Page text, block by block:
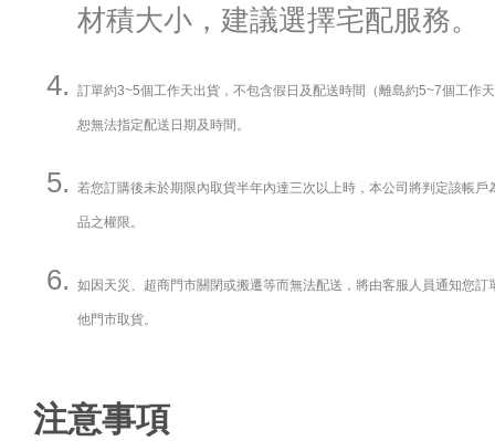
材積大小，建議選擇宅配服務。
訂單約3~5個工作天出貨，不包含假日及配送時間（離島約5~7個工作
恕無法指定配送日期及時間。
若您訂購後未於期限內取貨半年內達三次以上時，本公司將判定該帳
品之權限。
如因天災、超商門市關閉或搬遷等而無法配送，將由客服人員通知您
他門市取貨。
注意事項